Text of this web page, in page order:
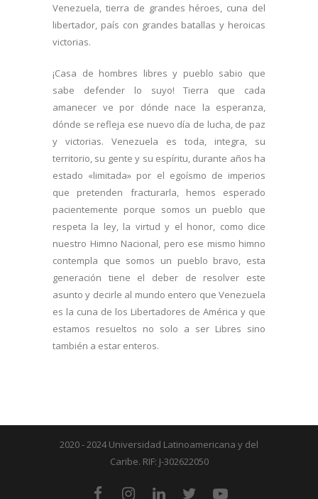
Venezuela, tierra de grandes héroes, cuna del
libertador, país con grandes batallas y heroicas
victorias.
¡Casa de hombres libres y pueblo sabio que
sabe defender lo suyo! Tierra que cada
amanecer ve por dónde nace la esperanza,
dónde se refleja ese nuevo día de lucha, de paz
y victorias. Venezuela es toda, integra, su
territorio, su gente y su espíritu, durante años ha
estado «limitada» por el egoísmo de imperios
que pretenden fracturarla, hemos esperado
pacientemente porque somos un pueblo que
respeta la ley, la virtud y el honor, como dice
nuestro Himno Nacional, pero ese mismo himno
contempla que somos un pueblo bravo, esta
generación tiene el deber de resolver este
asunto y decirle al mundo entero que Venezuela
es la cuna de los Libertadores de América y que
estamos resueltos no solo a ser Libres sino
también a estar enteros.
2020 - 2024 Universidad Latinoamericana y del
Caribe. RIF: J-302622050